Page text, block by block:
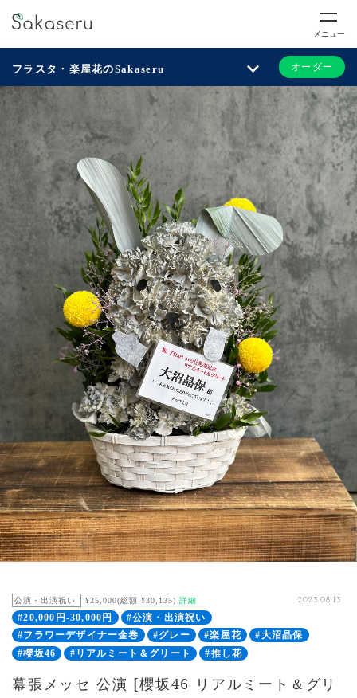
メニュー
フラスタ・楽屋花のSakaseru オーダー
公演・出演祝い ¥25,000(総額 ¥30,135) 詳細 2023.08.13
#20,000円-30,000円
#公演・出演祝い
#フラワーデザイナー金巻
#グレー #楽屋花
#大沼晶保
#櫻坂46
#リアルミート＆グリート #推し花
幕張メッセ 公演 [櫻坂46 リアルミート＆グリ